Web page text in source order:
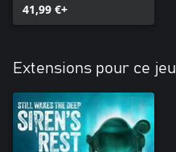
41,99 €+
Extensions pour ce jeu